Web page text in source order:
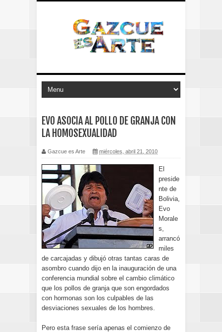
EVO ASOCIA AL POLLO DE GRANJA CON
LA HOMOSEXUALIDAD
Gazcue es Arte miércoles, abril 21, 2010
El
preside
nte de
Bolivia,
Evo
Morale
s,
arrancó
miles
de carcajadas y dibujó otras tantas caras de
asombro cuando dijo en la inauguración de una
conferencia mundial sobre el cambio climático
que los pollos de granja que son engordados
con hormonas son los culpables de las
desviaciones sexuales de los hombres.
Pero esta frase sería apenas el comienzo de